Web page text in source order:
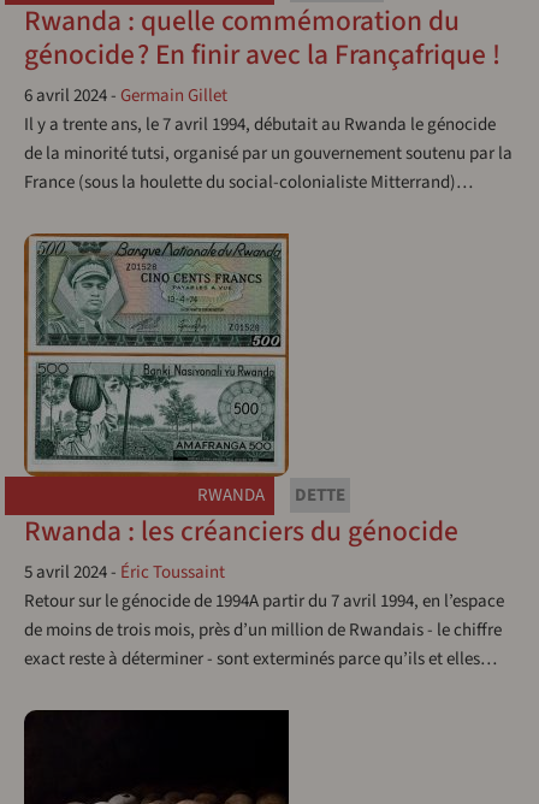
Rwanda : quelle commémoration du
génocide ? En finir avec la Françafrique !
6 avril 2024- Germain Gillet
Il y a trente ans, le 7 avril 1994, débutait au Rwanda le génocide
de la minorité tutsi, organisé par un gouvernement soutenu par la
France (sous la houlette du social-colonialiste Mitterrand)…
RWANDA DETTE
Rwanda : les créanciers du génocide
5 avril 2024- Éric Toussaint
Retour sur le génocide de 1994A partir du 7 avril 1994, en l’espace
de moins de trois mois, près d’un million de Rwandais - le chiffre
exact reste à déterminer - sont exterminés parce qu’ils et elles…